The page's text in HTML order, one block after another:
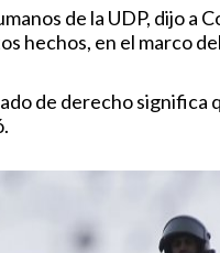
de la UDP, dijo a
hechos, en el marco
de derecho significa